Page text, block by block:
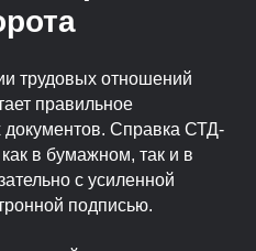
трудовых отношений
правильное
Справка СТД-
в бумажном, так и в
с усиленной
подписью.